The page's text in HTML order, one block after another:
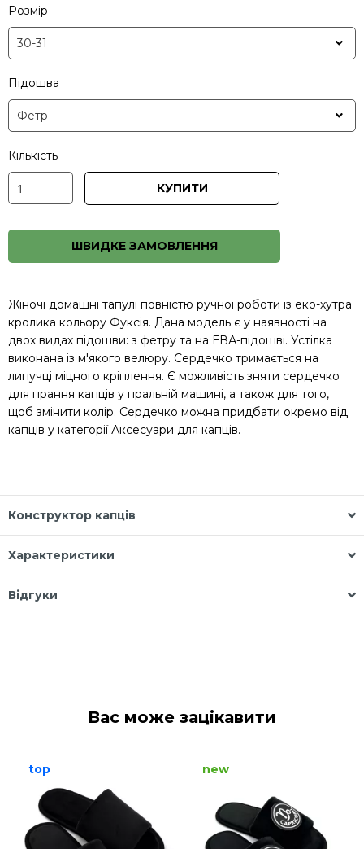
Розмір
Підошва
Кількість
КУПИТИ
ШВИДКЕ ЗАМОВЛЕННЯ
Жіночі домашні тапулі повністю ручної роботи із еко-хутра
кролика кольору Фуксія. Дана модель є у наявності на
двох видах підошви: з фетру та на ЕВА-підошві. Устілка
виконана із м'якого велюру. Сердечко тримається на
липучці міцного кріплення. Є можливість зняти сердечко
для прання капців у пральній машині, а також для того,
щоб змінити колір. Сердечко можна придбати окремо від
капців у категоріїАксесуари для капців.
Конструктор капців
Характеристики
Відгуки
Вас може зацікавити
top new